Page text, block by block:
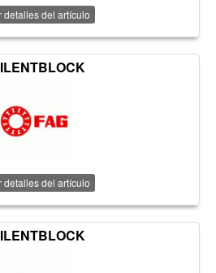
detalles del artículo
detalles del artículo